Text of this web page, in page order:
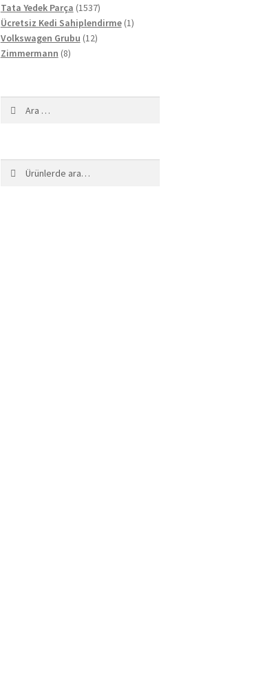
Tata Yedek Parça 15371537
ürün
Ücretsiz Kedi Sahiplendirme 11
Volkswagen Grubu 1212
Zimmermann 88